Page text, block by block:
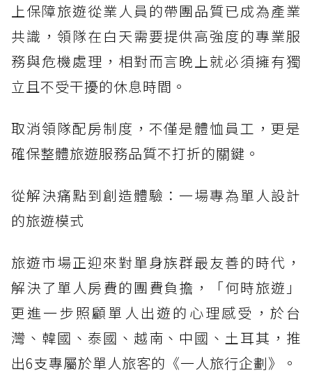
上保障旅遊從業人員的帶團品質已成為產業
共識，領隊在白天需要提供高強度的專業服
務與危機處理，相對而言晚上就必須擁有獨
立且不受干擾的休息時間。
取消領隊配房制度，不僅是體恤員工，更是
確保整體旅遊服務品質不打折的關鍵。
從解決痛點到創造體驗：一場專為單人設計
的旅遊模式
旅遊市場正迎來對單身族群最友善的時代，
解決了單人房費的團費負擔，「何時旅遊」
更進一步照顧單人出遊的心理感受，於台
灣、韓國、泰國、越南、中國、土耳其，推
出6支專屬於單人旅客的《一人旅行企劃》。